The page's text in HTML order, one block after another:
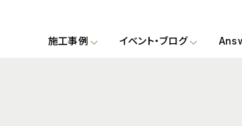
施工事例 イベント・ブログ